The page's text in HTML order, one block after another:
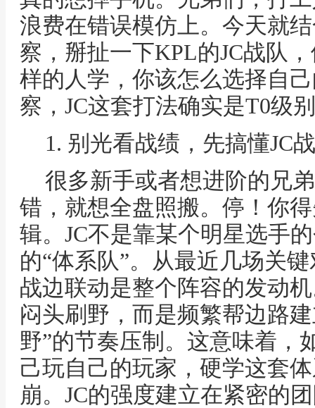
浪费在错误模仿上。今天就
察，掰扯一下KPL的JC战队
样的人学，你该怎么选择自
察，JC这套打法确实是T0级
1. 别光看战绩，先搞懂JC
很多新手或者想进阶的兄
错，就想全盘照搬。停！你
辑。JC不是靠某个明星选手
的“体系队”。从最近几场关
战边联动是整个阵容的发动
闷头刷野，而是频繁帮边路
野”的节奏压制。这意味着，
己玩自己的玩家，硬学这套
崩。JC的强度建立在紧密的